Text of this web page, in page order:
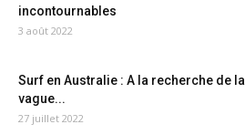
incontournables
3 août 2022
Surf en Australie : A la recherche de la
vague...
27 juillet 2022